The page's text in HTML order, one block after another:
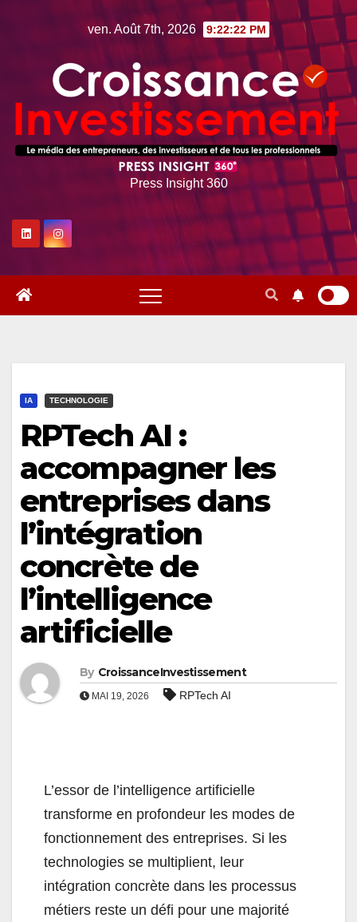
ven. Août 7th, 2026 9:22:24 PM
Press Insight 360
IA TECHNOLOGIE
RPTech AI :
accompagner les
entreprises dans
l’intégration
concrète de
l’intelligence
artificielle
By CroissanceInvestissement
MAI 19, 2026 RPTech AI
L’essor de l’intelligence artificielle
transforme en profondeur les modes de
fonctionnement des entreprises. Si les
technologies se multiplient, leur
intégration concrète dans les processus
métiers reste un défi pour une majorité